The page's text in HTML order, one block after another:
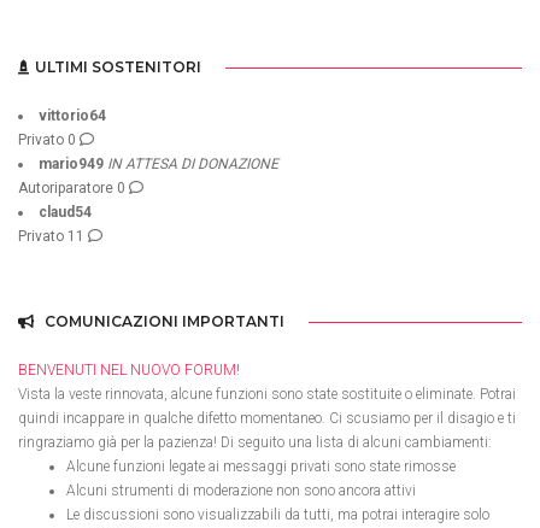
ULTIMI SOSTENITORI
vittorio64
Privato 0
mario949 IN ATTESA DI DONAZIONE
Autoriparatore 0
claud54
Privato 11
COMUNICAZIONI IMPORTANTI
BENVENUTI NEL NUOVO FORUM!
Vista la veste rinnovata, alcune funzioni sono state sostituite o eliminate. Potrai
quindi incappare in qualche difetto momentaneo. Ci scusiamo per il disagio e ti
ringraziamo già per la pazienza! Di seguito una lista di alcuni cambiamenti:
Alcune funzioni legate ai messaggi privati sono state rimosse
Alcuni strumenti di moderazione non sono ancora attivi
Le discussioni sono visualizzabili da tutti, ma potrai interagire solo